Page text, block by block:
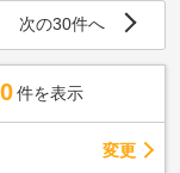
次の30件へ
件を表示
変更